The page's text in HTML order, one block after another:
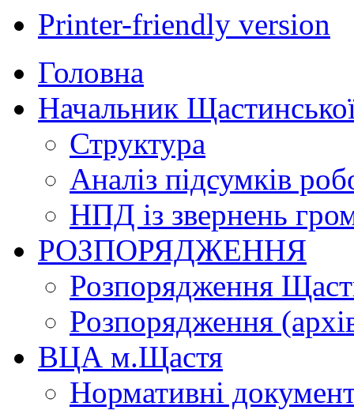
Printer-friendly version
Головна
Начальник
Структура
Аналіз підсумків
НПД із звернень
РОЗПОРЯДЖЕННЯ
Розпорядження
Розпорядження
ВЦА м.Щастя
Нормативні